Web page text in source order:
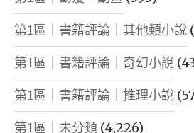
第1區｜書籍評論｜其他類小說
第1區｜書籍評論｜奇幻小說
第1區｜書籍評論｜推理小說
第1區｜未分類 (4,226)